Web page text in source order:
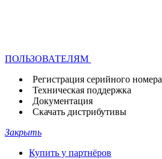
ПОЛЬЗОВАТЕЛЯМ
Регистрация серийного номера
Техническая поддержка
Документация
Скачать дистрибутивы
Закрыть
Купить у партнёров